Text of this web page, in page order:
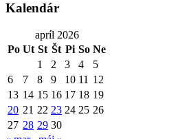
Kalendár
apríl 2026
Po Ut St Št Pi So Ne
1
2 3 4
5
6
7 8 9 10 11 12
13 14 15 16 17 18 19
20 21 22 23 24 25 26
27 28 29 30